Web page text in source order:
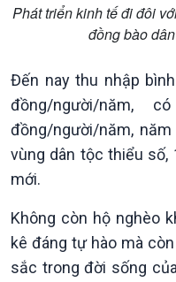
Phát triển kinh tế đi đôi
đồng bào
Đến nay thu nhập
đồng/người/
đồng/người/năm,
vùng dân tộc thiểu số,
mới.
Không còn hộ nghèo
kê đáng tự hào mà
sắc trong đời sống